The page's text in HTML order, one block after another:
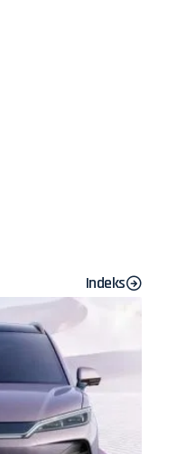
Indeks